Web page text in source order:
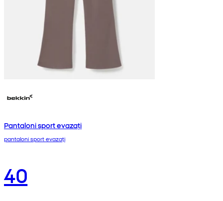
Pantaloni sport evazați
pantaloni sport evazați
40